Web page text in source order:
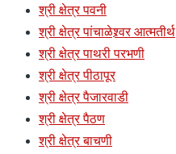
श्री क्षेत्र पवनी
श्री क्षेत्र पांचाळेश्र्वर आत्मतीर्थ
श्री क्षेत्र पाथरी परभणी
श्री क्षेत्र पीठापूर
श्री क्षेत्र पैजारवाडी
श्री क्षेत्र पैठण
श्री क्षेत्र बाचणी